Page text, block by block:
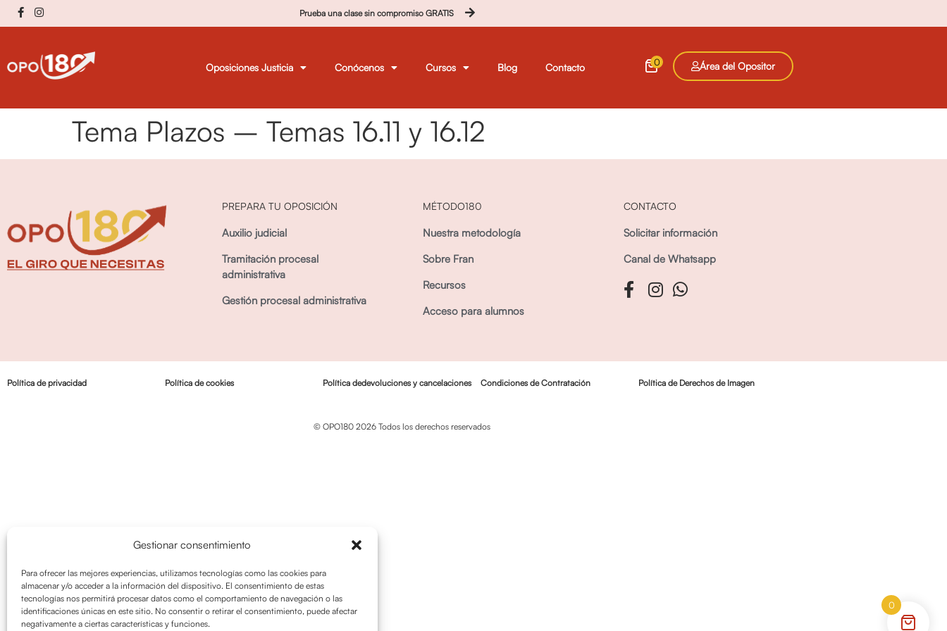
Gestionar consentimiento
Para ofrecer las mejores experiencias, utilizamos tecnologías como las cookies para
almacenar y/o acceder a la información del dispositivo. El consentimiento de estas
tecnologías nos permitirá procesar datos como el comportamiento de navegación o las
identificaciones únicas en este sitio. No consentir o retirar el consentimiento, puede afectar
negativamente a ciertas características y funciones.
Prueba una clase sin compromiso GRATIS
Oposiciones Justicia Conócenos Cursos Blog Contacto 0 Área del Opositor
Tema Plazos – Temas 16.11 y 16.12
PREPARA TU OPOSICIÓN
Auxilio judicial
Tramitación procesal
administrativa
Gestión procesal administrativa
MÉTODO180
Nuestra metodología
Sobre Fran
Recursos
Acceso para alumnos
CONTACTO
Solicitar información
Canal de Whatsapp
Política de privacidad Política de cookies Política dedevoluciones y cancelaciones Condiciones de Contratación Política de Derechos de Imagen
© OPO180 2026 Todos los derechos reservados
0